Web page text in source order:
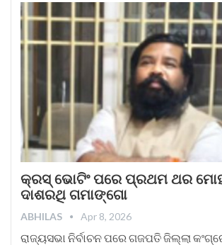
କ୍ରସ୍‌ ଭୋଟିଂ ପରେ ପ୍ରଥମ ଥର
ଦାଶରଥି ଗମାଙ୍ଗୋ
ABHILAS Apr 8, 2026
ରାଜ୍ୟସଭା ନିର୍ବାଚନ ପରେ ଗଜପତି ଜିଲ୍ଲା